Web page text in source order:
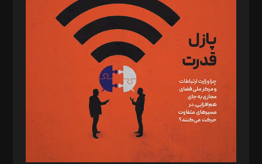
د‌بیر تحریریه آنلاین: بابک نقاش
تحریریه‌: مجتبی محمود‌ی، آرش برهمند، یسنا امان‌پور، سروش کرمیان،
مصطفی مسجدی آرانی، ابوالفضل رجبی، زهرا فکرانه، فائزه فتحی
رستمی،مصطفی باستان
ویرایش: نگار استاد‌‌آقا
طراح یونیفرم: مجید توکلی
فیلمبرداری و عکاسی: امیر شفیعی، مانی لطفی زاده
گرافیک و صفحه‌آرایی: سید‌سبحان‌علی ثابت
مد‌یر توسعه تجاری: کامبیز برید‌
امور مالی: شاپور رهبری، محمد‌ کاظمی‌نیا